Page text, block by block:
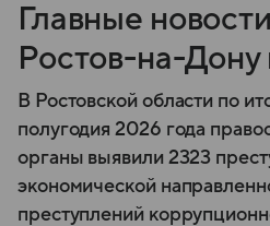
Главные
Ростов-на-Дону
В Ростовской области по
полугодия 2026 года
органы выявили 2323
экономической
преступлений